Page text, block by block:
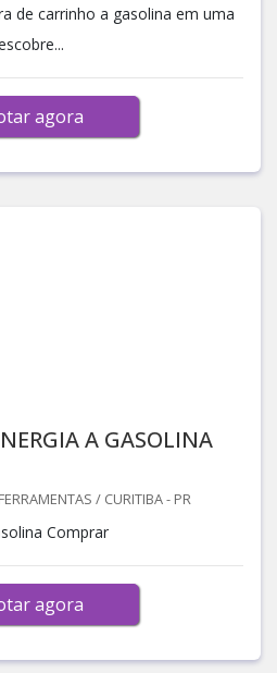
de carrinho a gasolina em uma
agora
A GASOLINA
/ CURITIBA - PR
Comprar
agora